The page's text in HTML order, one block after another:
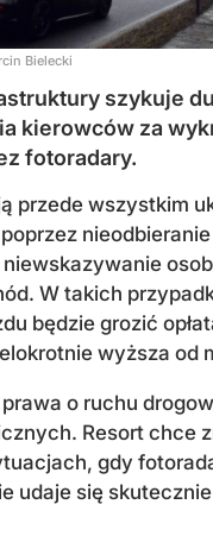
Bielecki
szykuje
kierowców za
fotoradary.
przede wszystkim
nieodbieranie
W takich
będzie grozić
wyższa od
o ruchu
Resort chce
gdy
udaje się